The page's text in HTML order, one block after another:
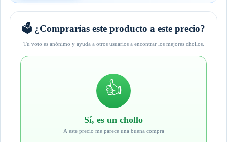
🗳️ ¿Comprarías este producto a este precio?
Tu voto es anónimo y ayuda a otros usuarios a encontrar los mejores chollos.
👍
Sí, es un chollo
A este precio me parece una buena compra